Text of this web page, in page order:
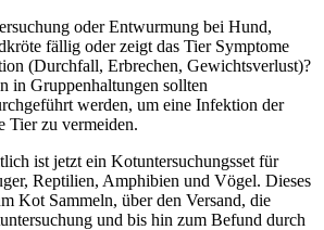
oder Entwurmung bei Hund,
fällig oder zeigt das Tier Symptome
(Durchfall, Erbrechen, Gewichtsverlust)?
in Gruppenhaltungen sollten
werden, um eine Infektion der
Tier zu vermeiden.
ist jetzt ein Kotuntersuchungsset für
Reptilien, Amphibien und Vögel. Dieses
Kot Sammeln, über den Versand, die
und bis hin zum Befund durch